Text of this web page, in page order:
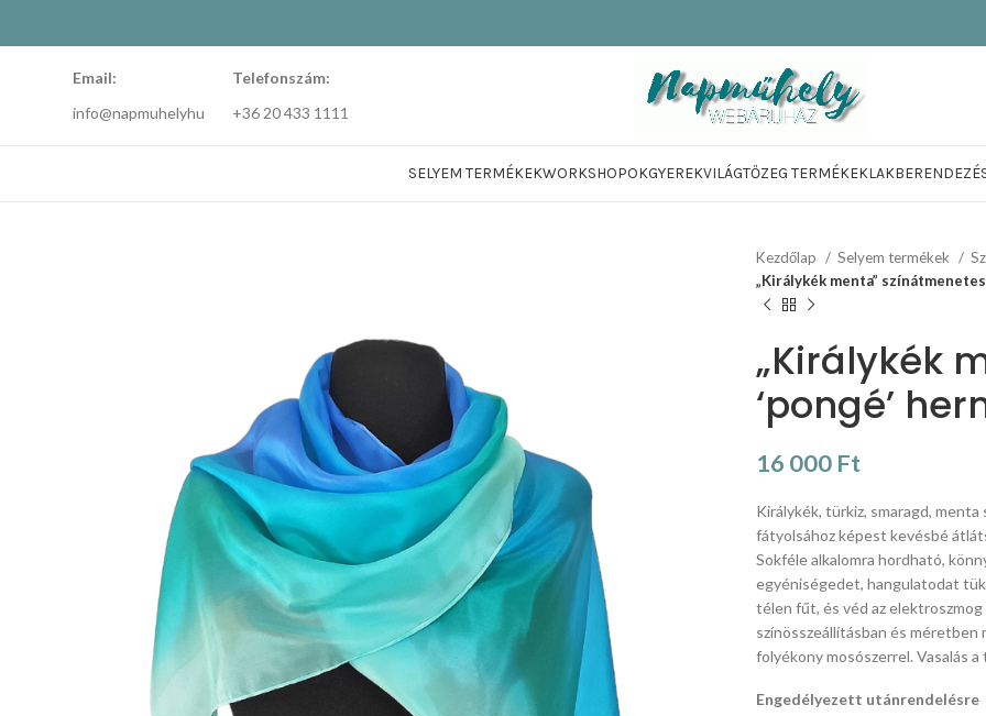
Email:
info@napmuhelyhu
Telefonszám:
+36 20 433 1111
SELYEM TERMÉKEKWORKSHOPOKGYEREKVILÁGTŐZEG TERMÉKEK
Kezdőlap Selyem termékek
„Királykék menta”
„Királykék
‘pongé’
16 000 Ft
Királykék, türkiz, smaragd,
fátyolsához képest kevésbé
Sokféle alkalomra hordható,
egyéniségedet, hangulatodat
télen fűt, és véd az
színösszeállításban és
folyékony mosószerrel. Vasalás
Engedélyezett utánrendelésre